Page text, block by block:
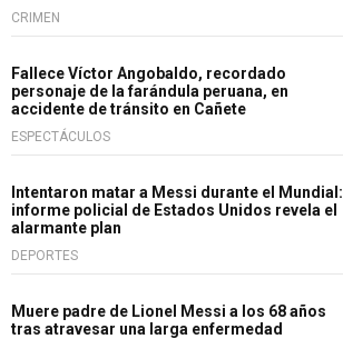
CRIMEN
Fallece Víctor Angobaldo, recordado
personaje de la farándula peruana, en
accidente de tránsito en Cañete
ESPECTÁCULOS
Intentaron matar a Messi durante el Mundial:
informe policial de Estados Unidos revela el
alarmante plan
DEPORTES
Muere padre de Lionel Messi a los 68 años
tras atravesar una larga enfermedad